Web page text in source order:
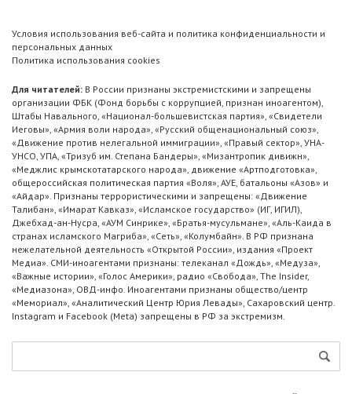
Условия использования веб-сайта и политика конфиденциальности и
персональных данных
Политика использования cookies
Для читателей: В России признаны экстремистскими и запрещены
организации ФБК (Фонд борьбы с коррупцией, признан иноагентом),
Штабы Навального, «Национал-большевистская партия», «Свидетели
Иеговы», «Армия воли народа», «Русский общенациональный союз»,
«Движение против нелегальной иммиграции», «Правый сектор», УНА-
УНСО, УПА, «Тризуб им. Степана Бандеры», «Мизантропик дивижн»,
«Меджлис крымскотатарского народа», движение «Артподготовка»,
общероссийская политическая партия «Воля», АУЕ, батальоны «Азов» и
«Айдар». Признаны террористическими и запрещены: «Движение
Талибан», «Имарат Кавказ», «Исламское государство» (ИГ, ИГИЛ),
Джебхад-ан-Нусра, «АУМ Синрике», «Братья-мусульмане», «Аль-Каида в
странах исламского Магриба», «Сеть», «Колумбайн». В РФ признана
нежелательной деятельность «Открытой России», издания «Проект
Медиа». СМИ-иноагентами признаны: телеканал «Дождь», «Медуза»,
«Важные истории», «Голос Америки», радио «Свобода», The Insider,
«Медиазона», ОВД-инфо. Иноагентами признаны общество/центр
«Мемориал», «Аналитический Центр Юрия Левады», Сахаровский центр.
Instagram и Facebook (Metа) запрещены в РФ за экстремизм.